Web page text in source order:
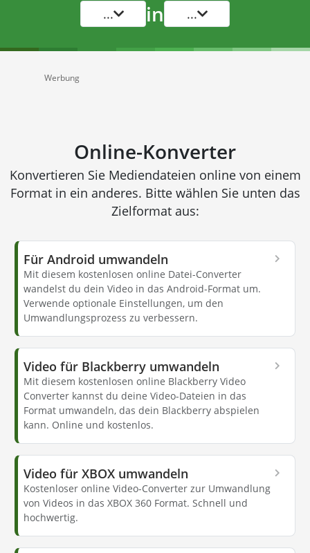
... in ...
Werbung
Online-Konverter
Konvertieren Sie Mediendateien online von einem
Format in ein anderes. Bitte wählen Sie unten das
Zielformat aus:
Für Android umwandeln
Mit diesem kostenlosen online Datei-Converter
wandelst du dein Video in das Android-Format um.
Verwende optionale Einstellungen, um den
Umwandlungsprozess zu verbessern.
Video für Blackberry umwandeln
Mit diesem kostenlosen online Blackberry Video
Converter kannst du deine Video-Dateien in das
Format umwandeln, das dein Blackberry abspielen
kann. Online und kostenlos.
Video für XBOX umwandeln
Kostenloser online Video-Converter zur Umwandlung
von Videos in das XBOX 360 Format. Schnell und
hochwertig.